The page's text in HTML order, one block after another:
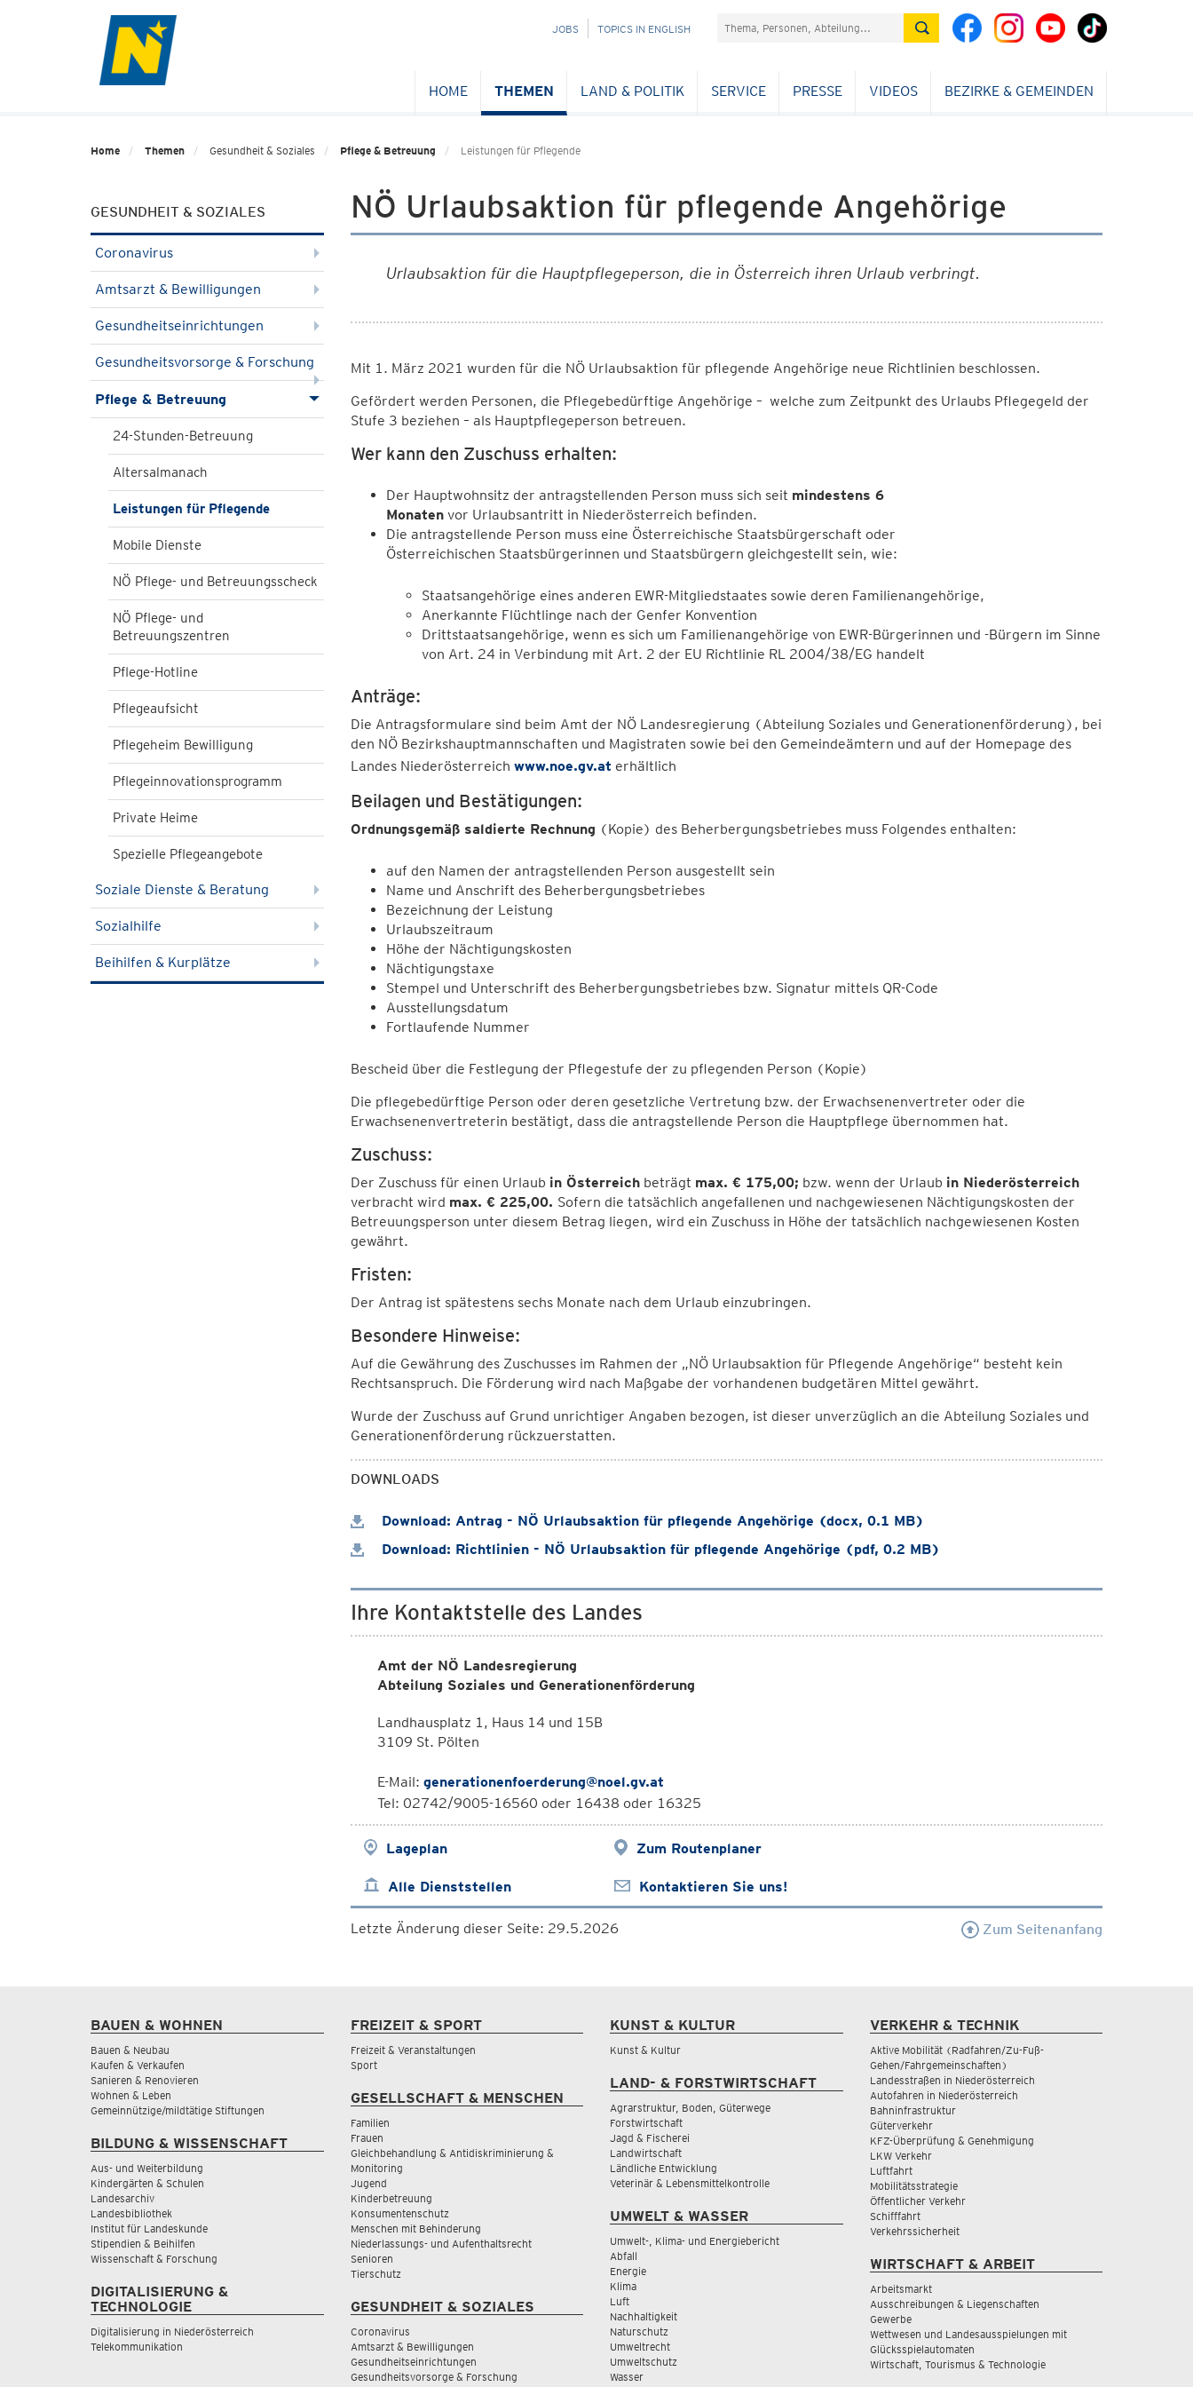
NAVIGATION
JOBS TOPICS IN ENGLISH Suchefeld
HOME THEMEN LAND & POLITIK SERVICE PRESSE VIDEOS BEZIRKE & GEMEINDEN
Home Themen Gesundheit & Soziales Pflege & Betreuung Leistungen für Pflegende
GESUNDHEIT & SOZIALES
Coronavirus
Amtsarzt & Bewilligungen
Gesundheitseinrichtungen
Gesundheitsvorsorge & Forschung
Pflege & Betreuung
24-Stunden-Betreuung
Altersalmanach
Leistungen für Pflegende
Mobile Dienste
NÖ Pflege- und Betreuungsscheck
NÖ Pflege- und
Betreuungszentren
Pflege-Hotline
Pflegeaufsicht
Pflegeheim Bewilligung
Pflegeinnovationsprogramm
Private Heime
Spezielle Pflegeangebote
Soziale Dienste & Beratung
Sozialhilfe
Beihilfen & Kurplätze
NÖ Urlaubsaktion für pflegende Angehörige
Urlaubsaktion für die Hauptpflegeperson, die in Österreich ihren Urlaub verbringt.
Mit 1. März 2021 wurden für die NÖ Urlaubsaktion für pflegende Angehörige neue Richtlinien beschlossen.
Gefördert werden Personen, die Pflegebedürftige Angehörige – welche zum Zeitpunkt des Urlaubs Pflegegeld der
Stufe 3 beziehen – als Hauptpflegeperson betreuen.
Wer kann den Zuschuss erhalten:
Der Hauptwohnsitz der antragstellenden Person muss sich seit mindestens 6
Monatenvor Urlaubsantritt in Niederösterreich befinden.
Die antragstellende Person muss eine Österreichische Staatsbürgerschaft oder
Österreichischen Staatsbürgerinnen und Staatsbürgern gleichgestellt sein, wie:
Staatsangehörige eines anderen EWR-Mitgliedstaates sowie deren Familienangehörige,
Anerkannte Flüchtlinge nach der Genfer Konvention
Drittstaatsangehörige, wenn es sich um Familienangehörige von EWR-Bürgerinnen und -Bürgern im Sinne
von Art. 24 in Verbindung mit Art. 2 der EU Richtlinie RL 2004/38/EG handelt
Anträge:
Die Antragsformulare sind beim Amt der NÖ Landesregierung (Abteilung Soziales und Generationenförderung), bei
den NÖ Bezirkshauptmannschaften und Magistraten sowie bei den Gemeindeämtern und auf der Homepage des
Landes Niederösterreich www.noe.gv.at erhältlich
Beilagen und Bestätigungen:
Ordnungsgemäß saldierte Rechnung (Kopie) des Beherbergungsbetriebes muss Folgendes enthalten:
auf den Namen der antragstellenden Person ausgestellt sein
Name und Anschrift des Beherbergungsbetriebes
Bezeichnung der Leistung
Urlaubszeitraum
Höhe der Nächtigungskosten
Nächtigungstaxe
Stempel und Unterschrift des Beherbergungsbetriebes bzw. Signatur mittels QR-Code
Ausstellungsdatum
Fortlaufende Nummer
Bescheid über die Festlegung der Pflegestufe der zu pflegenden Person (Kopie)
Die pflegebedürftige Person oder deren gesetzliche Vertretung bzw. der Erwachsenenvertreter oder die
Erwachsenenvertreterin bestätigt, dass die antragstellende Person die Hauptpflege übernommen hat.
Zuschuss:
Der Zuschuss für einen Urlaub in Österreichbeträgt max. € 175,00; bzw. wenn der Urlaub in Niederösterreich
verbracht wird max. € 225,00. Sofern die tatsächlich angefallenen und nachgewiesenen Nächtigungskosten der
Betreuungsperson unter diesem Betrag liegen, wird ein Zuschuss in Höhe der tatsächlich nachgewiesenen Kosten
gewährt.
Fristen:
Der Antrag ist spätestens sechs Monate nach dem Urlaub einzubringen.
Besondere Hinweise:
Auf die Gewährung des Zuschusses im Rahmen der „NÖ Urlaubsaktion für Pflegende Angehörige“ besteht kein
Rechtsanspruch. Die Förderung wird nach Maßgabe der vorhandenen budgetären Mittel gewährt.
Wurde der Zuschuss auf Grund unrichtiger Angaben bezogen, ist dieser unverzüglich an die Abteilung Soziales und
Generationenförderung rückzuerstatten.
DOWNLOADS
Download: Antrag - NÖ Urlaubsaktion für pflegende Angehörige (docx, 0.1 MB)
Download: Richtlinien - NÖ Urlaubsaktion für pflegende Angehörige (pdf, 0.2 MB)
Ihre Kontaktstelle des Landes
Amt der NÖ Landesregierung
Abteilung Soziales und Generationenförderung
Landhausplatz 1, Haus 14 und 15B
3109 St. Pölten
E-Mail: generationenfoerderung@noel.gv.at
Tel: 02742/9005-16560 oder 16438 oder 16325
Lageplan Zum Routenplaner
Alle Dienststellen Kontaktieren Sie uns!
Letzte Änderung dieser Seite: 29.5.2026 Zum Seitenanfang
BAUEN & WOHNEN
Bauen & Neubau
Kaufen & Verkaufen
Sanieren & Renovieren
Wohnen & Leben
Gemeinnützige/mildtätige Stiftungen
BILDUNG & WISSENSCHAFT
Aus- und Weiterbildung
Kindergärten & Schulen
Landesarchiv
Landesbibliothek
Institut für Landeskunde
Stipendien & Beihilfen
Wissenschaft & Forschung
DIGITALISIERUNG &
TECHNOLOGIE
Digitalisierung in Niederösterreich
Telekommunikation
FREIZEIT & SPORT
Freizeit & Veranstaltungen
Sport
GESELLSCHAFT & MENSCHEN
Familien
Frauen
Gleichbehandlung & Antidiskriminierung &
Monitoring
Jugend
Kinderbetreuung
Konsumentenschutz
Menschen mit Behinderung
Niederlassungs- und Aufenthaltsrecht
Senioren
Tierschutz
GESUNDHEIT & SOZIALES
Coronavirus
Amtsarzt & Bewilligungen
Gesundheitseinrichtungen
Gesundheitsvorsorge & Forschung
KUNST & KULTUR
Kunst & Kultur
LAND- & FORSTWIRTSCHAFT
Agrarstruktur, Boden, Güterwege
Forstwirtschaft
Jagd & Fischerei
Landwirtschaft
Ländliche Entwicklung
Veterinär & Lebensmittelkontrolle
UMWELT & WASSER
Umwelt-, Klima- und Energiebericht
Abfall
Energie
Klima
Luft
Nachhaltigkeit
Naturschutz
Umweltrecht
Umweltschutz
Wasser
VERKEHR & TECHNIK
Aktive Mobilität (Radfahren/Zu-Fuß-
Gehen/Fahrgemeinschaften)
Landesstraßen in Niederösterreich
Autofahren in Niederösterreich
Bahninfrastruktur
Güterverkehr
KFZ-Überprüfung & Genehmigung
LKW Verkehr
Luftfahrt
Mobilitätsstrategie
Öffentlicher Verkehr
Schifffahrt
Verkehrssicherheit
WIRTSCHAFT & ARBEIT
Arbeitsmarkt
Ausschreibungen & Liegenschaften
Gewerbe
Wettwesen und Landesausspielungen mit
Glücksspielautomaten
Wirtschaft, Tourismus & Technologie